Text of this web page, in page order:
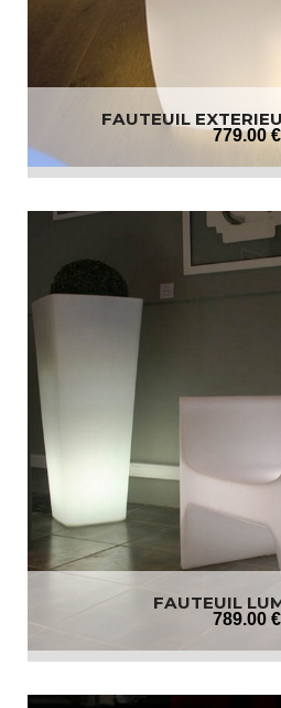
FAUTEUIL
779.00 €
FAUTEUIL
789.00 €